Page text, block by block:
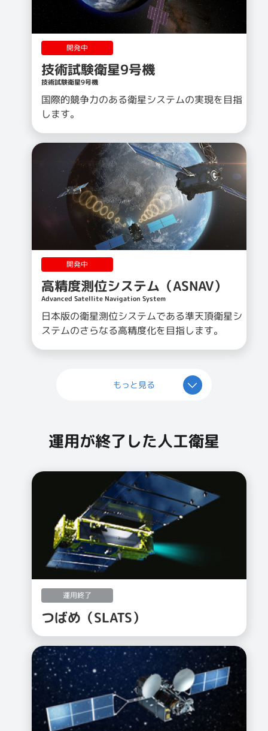
開発中
技術試験衛星9号機
技術試験衛星9号機
国際的競争力のある衛星システムの実現を目指
します。
開発中
高精度測位システム（ASNAV）
Advanced Satellite Navigation System
日本版の衛星測位システムである準天頂衛星シ
ステムのさらなる高精度化を目指します。
もっと見る
運用が終了した人工衛星
運用終了
つばめ（SLATS）